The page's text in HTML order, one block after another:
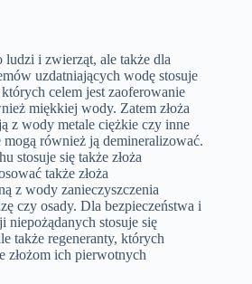
ludzi i zwierząt, ale także dla
uzdatniających wodę stosuje
celem jest zaoferowanie
miękkiej wody. Zatem złoża
z wody metale ciężkie czy inne
również ją demineralizować.
stosuje się także złoża
także złoża
z wody zanieczyszczenia
czy osady. Dla bezpieczeństwa i
niepożądanych stosuje się
także regeneranty, których
złożom ich pierwotnych